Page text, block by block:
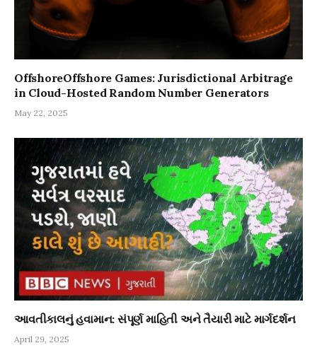
OffshoreOffshore Games: Jurisdictional Arbitrage
in Cloud-Hosted Random Number Generators
May 22, 2025
આવતીકાલનું હવામાન: સંપૂર્ણ માહિતી અને તૈયારી માટે માર્ગદર્શન
April 29, 2025